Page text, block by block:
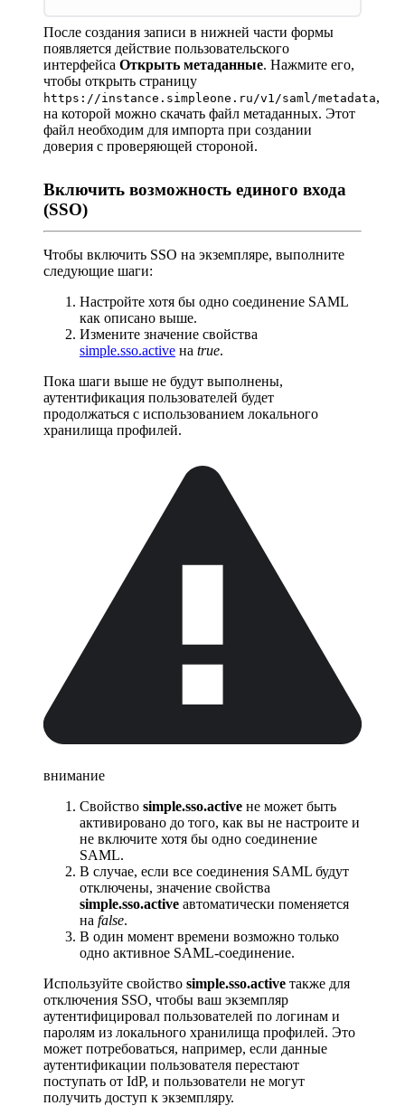
После создания записи в нижней части формы
появляется действие пользовательского
интерфейса Открыть метаданные. Нажмите его,
чтобы открыть страницу
https://instance.simpleone.ru/v1/saml/metadata,
на которой можно скачать файл метаданных. Этот
файл необходим для импорта при создании
доверия с проверяющей стороной.
Включить возможность единого входа
(SSO)
Чтобы включить SSO на экземпляре, выполните
следующие шаги:
Настройте хотя бы одно соединение SAML
как описано выше.
Измените значение свойства
simple.sso.active на true.
Пока шаги выше не будут выполнены,
аутентификация пользователей будет
продолжаться с использованием локального
хранилища профилей.
внимание
Свойство simple.sso.active не может быть
активировано до того, как вы не настроите и
не включите хотя бы одно соединение
SAML.
В случае, если все соединения SAML будут
отключены, значение свойства
simple.sso.active автоматически поменяется
на false.
В один момент времени возможно только
одно активное SAML-соединение.
Используйте свойство simple.sso.active также для
отключения SSO, чтобы ваш экземпляр
аутентифицировал пользователей по логинам и
паролям из локального хранилища профилей. Это
может потребоваться, например, если данные
аутентификации пользователя перестают
поступать от IdP, и пользователи не могут
получить доступ к экземпляру.